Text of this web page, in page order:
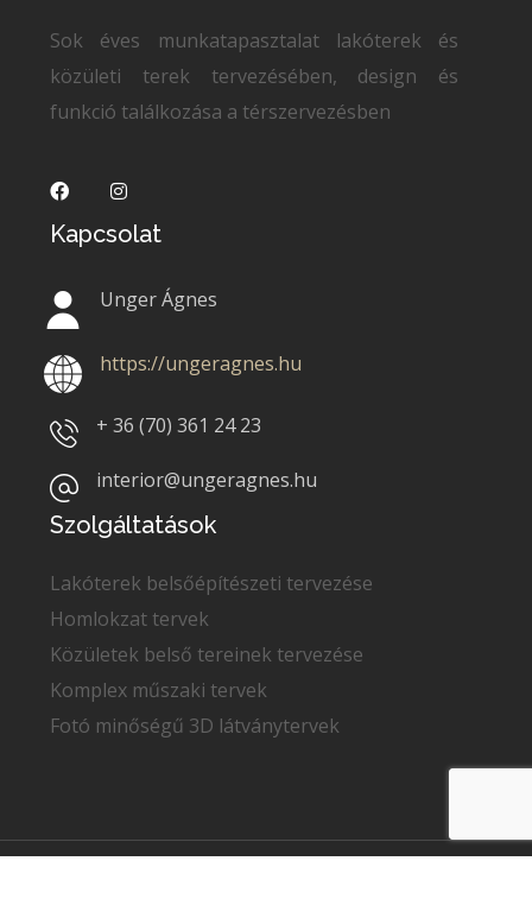
Sok éves munkatapasztalat lakóterek és
közületi terek tervezésében, design és
funkció találkozása a térszervezésben
Kapcsolat
Unger Ágnes
https://ungeragnes.hu
+ 36 (70)361 24 23
interior@ungeragnes.hu
Szolgáltatások
Lakóterek belsőépítészeti tervezése
Homlokzat tervek
Közületek belső tereinek tervezése
Komplex műszaki tervek
Fotó minőségű 3D látványtervek